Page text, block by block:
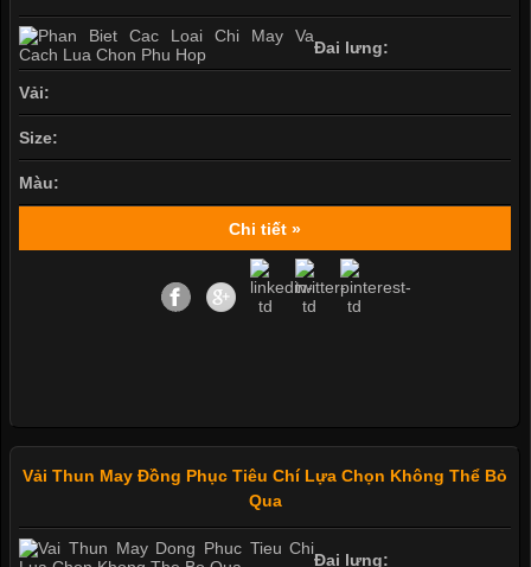
Đai lưng:
Vải:
Size:
Màu:
Chi tiết »
Vải Thun May Đồng Phục Tiêu Chí Lựa Chọn Không Thể Bỏ
Qua
Đai lưng: